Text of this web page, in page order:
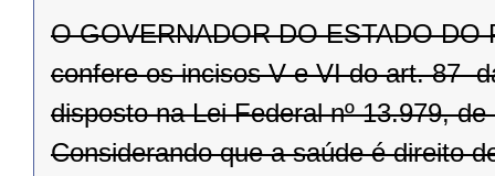
O GOVERNADOR DO ESTADO DO
confere os incisos V e VI do art. 87
disposto na Lei Federal nº 13.979,
Considerando que a saúde é direito